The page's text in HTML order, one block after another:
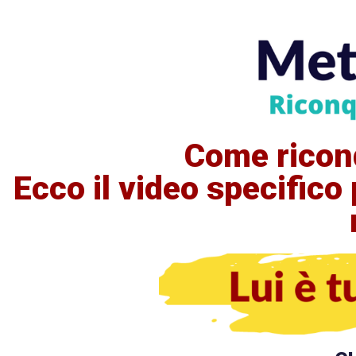
Come
Ecco il video